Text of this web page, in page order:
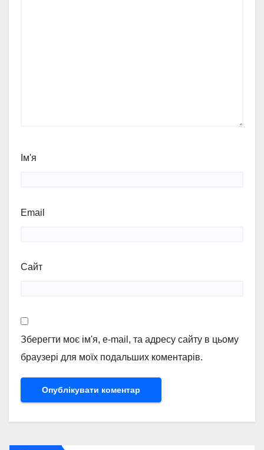
Ім'я
Email
Сайт
Зберегти моє ім'я, e-mail, та адресу сайту в цьому
браузері для моїх подальших коментарів.